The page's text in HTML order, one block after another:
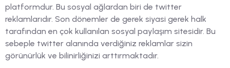
platformdur. Bu sosyal ağlardan biri de twitter
reklamlarıdır. Son dönemler de gerek siyasi gerek halk
tarafından en çok kullanılan sosyal paylaşım sitesidir. Bu
sebeple twitter alanında verdiğiniz reklamlar sizin
görünürlük ve bilinirliğinizi arttırmaktadır.